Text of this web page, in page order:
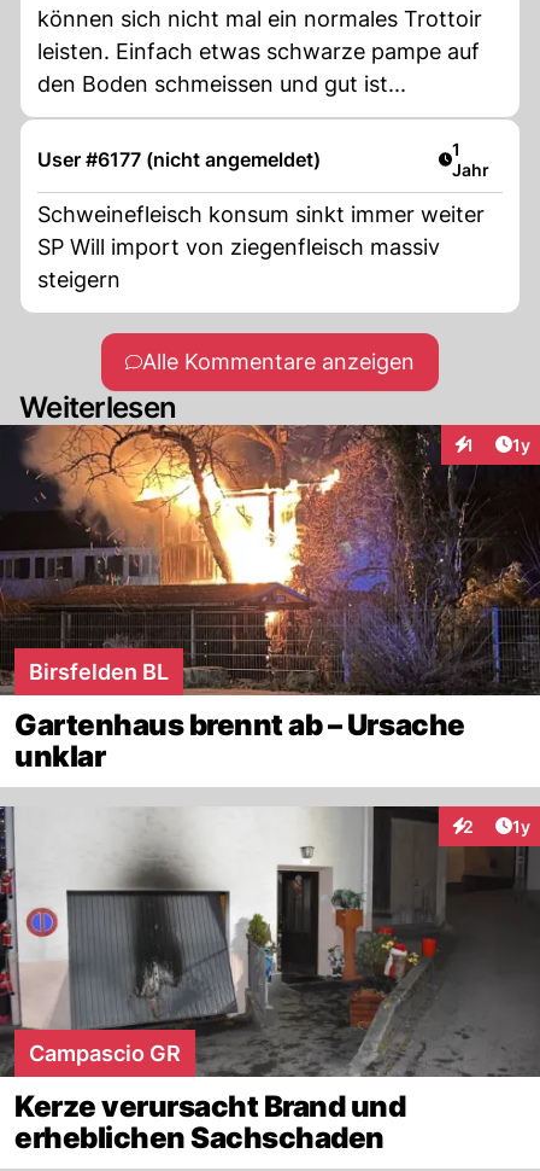
können sich nicht mal ein normales Trottoir
leisten. Einfach etwas schwarze pampe auf
den Boden schmeissen und gut ist...
User #6177 (nicht angemeldet) Artikel
1
Jahr
Schweinefleisch konsum sinkt immer weiter
SP Will import von ziegenfleisch massiv
steigern
Alle Kommentare anzeigen
Weiterlesen
1 1y
Birsfelden BL
Gartenhaus brennt ab – Ursache
unklar
2 1y
Campascio GR
Kerze verursacht Brand und
erheblichen Sachschaden